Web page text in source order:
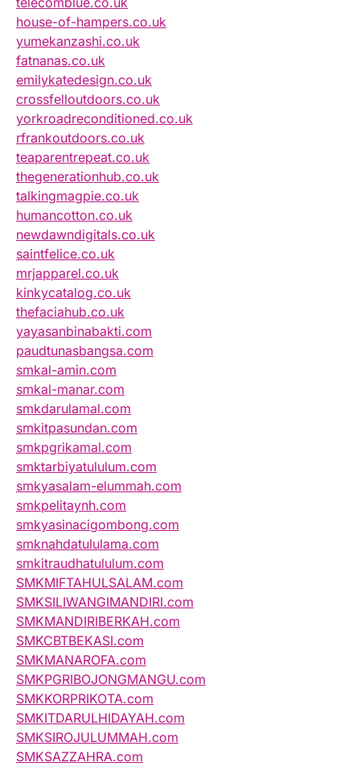
house-of-hampers.co.uk
yumekanzashi.co.uk
fatnanas.co.uk
emilykatedesign.co.uk
crossfelloutdoors.co.uk
yorkroadreconditioned.co.uk
rfrankoutdoors.co.uk
teaparentrepeat.co.uk
thegenerationhub.co.uk
talkingmagpie.co.uk
humancotton.co.uk
newdawndigitals.co.uk
saintfelice.co.uk
mrjapparel.co.uk
kinkycatalog.co.uk
thefaciahub.co.uk
yayasanbinabakti.com
paudtunasbangsa.com
smkal-amin.com
smkal-manar.com
smkdarulamal.com
smkitpasundan.com
smkpgrikamal.com
smktarbiyatululum.com
smkyasalam-elummah.com
smkpelitaynh.com
smkyasinacigombong.com
smknahdatululama.com
smkitraudhatululum.com
SMKMIFTAHULSALAM.com
SMKSILIWANGIMANDIRI.com
SMKMANDIRIBERKAH.com
SMKCBTBEKASI.com
SMKMANAROFA.com
SMKPGRIBOJONGMANGU.com
SMKKORPRIKOTA.com
SMKITDARULHIDAYAH.com
SMKSIROJULUMMAH.com
SMKSAZZAHRA.com